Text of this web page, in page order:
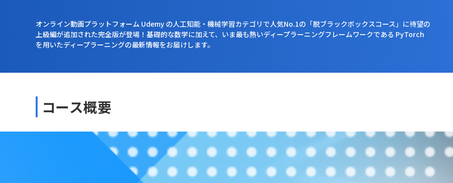
オンライン動画プラットフォーム Udemy の人工知能・機械学習カテゴリで人気No.1の「脱ブラックボックスコース」に待望の
上級編が追加された完全版が登場！基礎的な数学に加えて、いま最も熱いディープラーニングフレームワークである PyTorch
を用いたディープラーニングの最新情報をお届けします。
コース概要
・AI、機械学習の概念や専⾨⽤語について理解できている状態